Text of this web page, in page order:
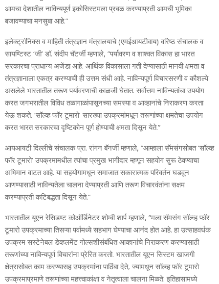
आमचा देशातील नाविन्‍यपूर्ण इकोसिस्‍टमला प्रबळ करण्‍याप्रती आमची भूमिका
बजावण्‍याचा मनसुबा आहे.”
इलेक्‍ट्रॉनिक्‍स व माहिती तंत्रज्ञान मंत्रालयाचे (एमईआयटीवाय) वरिष्‍ठ संचालक व
सायण्टिस्‍ट ‘जी’ डॉ. संदीप चॅटर्जीम्‍हणाले, ”पर्यावरण व शाश्‍वत विकास हा भारत
सरकारचा प्राधान्‍य अजेंडा आहे. आर्थिक विकासाला गती देण्‍यासाठी मानवी क्षमता व
तंत्रज्ञानाला एकत्र करण्‍याची ही उत्तम संधी आहे. नाविन्‍यपूर्ण विचारसरणी व कौशल्‍ये
असलेले भारतातील तरूण पर्यावरणाची काळजी घेतात. सर्वोत्तम नाविन्‍यतांचा उपयोग
करत जगभरातील विविध तळागाळांपासूनच्‍या समस्‍या व आव्‍हानांचे निराकरण करता
येऊ शकते. ‘सॉल्‍व्‍ह फॉर टूमारो’ सारख्‍या उपक्रमांमधून तरूणांच्‍या क्षमतेचा उपयोग
करत भारत सरकारचा दृष्टिकोन पूर्ण होण्‍याची क्षमता दिसून येते.”
आयआयटी दिल्‍लीचे संचालक प्रा. रांगन बॅनर्जीम्‍हणाले, ”आम्‍हाला सॅमसंगसोबत ‘सॉल्‍व्‍ह
फॉर टूमारो’ उपक्रमामधील त्‍यांचा प्रमुख भागीदार म्‍हणून सहयोग सुरू ठेवण्‍याचा
अभिमान वाटत आहे. या सहयोगामधून समाजात सकारात्‍मक परिवर्तन घडवून
आणण्‍यासाठी नाविन्‍यतेला चालना देण्‍याप्रती आणि तरूण विचारवंतांना सक्षम
करण्‍याप्रती कटिबद्धता दिसून येते.”
भारतातील यूएन रेसिडण्‍ट कोऑर्डिनेटर शोम्‍बी शार्पम्‍हणाले, ”मला सॅमसंग सॉल्‍व्‍ह फॉर
टूमारो उपक्रमाच्‍या तिसऱ्या पर्वामध्‍ये सहभाग घेण्‍याचा आनंद होत आहे. हा उत्‍साहवर्धक
उपक्रम सस्‍टेनेबल डेव्‍हलमेंट गोल्‍सशीसंबंधित आव्‍हानांचे निराकरण करण्‍यासाठी
तरूणांच्‍या नाविन्‍यपूर्ण विचारांना प्रेरित करतो. भारतातील यूएन सिस्‍टम खाजगी
क्षेत्रासोबत काम करण्‍यासह उपक्रमांना पाठिंबा देते, ज्‍यामधून सॉल्‍व्‍ह फॉर टूमारो
उपक्रमाप्रमाणे तरूणांच्‍या महत्त्वाकांक्षा व नेतृत्‍वाला चालना मिळते. इतिहासामध्‍ये